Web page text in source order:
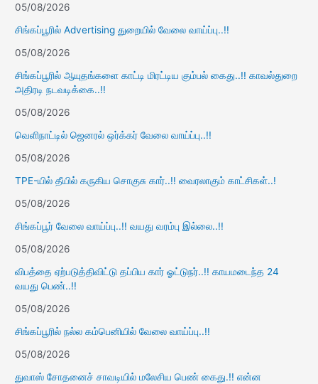
05/08/2026
சிங்கப்பூரில் Advertising துறையில் வேலை வாய்ப்பு..!!
05/08/2026
சிங்கப்பூரில் ஆயுதங்களை காட்டி மிரட்டிய கும்பல் கைது..!! காவல்துறை
அதிரடி நடவடிக்கை..!!
05/08/2026
வெளிநாட்டில் ஜெனரல் ஒர்க்கர் வேலை வாய்ப்பு..!!
05/08/2026
TPE-யில் தீயில் கருகிய சொகுசு கார்..!! வைரலாகும் காட்சிகள்..!
05/08/2026
சிங்கப்பூர் வேலை வாய்ப்பு..!! வயது வரம்பு இல்லை..!!
05/08/2026
விபத்தை ஏற்படுத்திவிட்டு தப்பிய கார் ஓட்டுநர்..!! காயமடைந்த 24
வயது பெண்..!!
05/08/2026
சிங்கப்பூரில் நல்ல கம்பெனியில் வேலை வாய்ப்பு..!!
05/08/2026
துவாஸ் சோதனைச் சாவடியில் மலேசிய பெண் கைது.!! என்ன